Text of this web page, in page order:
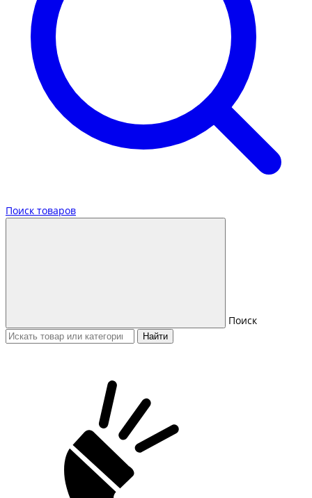
Поиск товаров
Поиск
Найти